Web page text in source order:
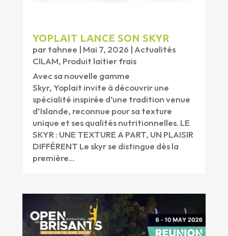
YOPLAIT LANCE SON SKYR
partahnee | Mai 7, 2026 | Actualités
CILAM, Produit laitier frais
Avec sa nouvelle gamme
Skyr, Yoplait invite à découvrir une
spécialité inspirée d’une tradition venue
d’Islande, reconnue pour sa texture
unique et ses qualités nutritionnelles. LE
SKYR : UNE TEXTURE A PART, UN PLAISIR
DIFFÉRENT Le skyr se distingue dès la
première...